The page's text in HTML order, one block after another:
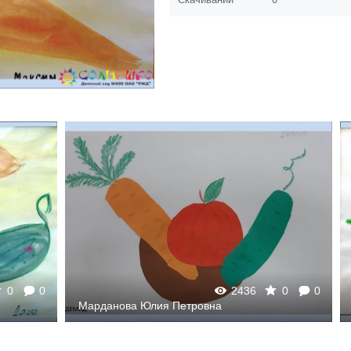
0
0
2436 0
0
Марданова Юлия Петровна